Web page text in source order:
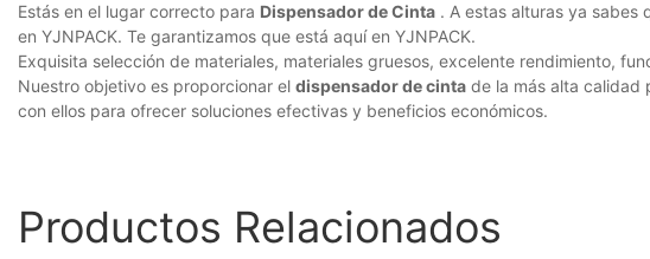
Estás en el lugar correcto para Dispensador de Cinta . A estas alturas ya sabes
en YJNPACK. Te garantizamos que está aquí en YJNPACK.
Exquisita selección de materiales, materiales gruesos, excelente rendimiento,
Nuestro objetivo es proporcionar el dispensador de cinta de la más alta calidad
con ellos para ofrecer soluciones efectivas y beneficios económicos.
Productos Relacionados